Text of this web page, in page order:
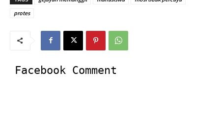
protes
Facebook Comment